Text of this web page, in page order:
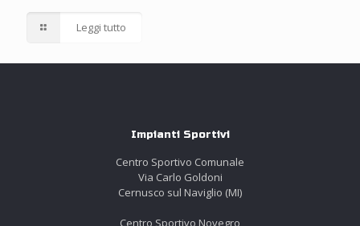
Leggi tutto
Impianti Sportivi
Centro Sportivo Comunale
Via Carlo Goldoni
Cernusco sul Naviglio (MI)
Centro Sportivo Novegro